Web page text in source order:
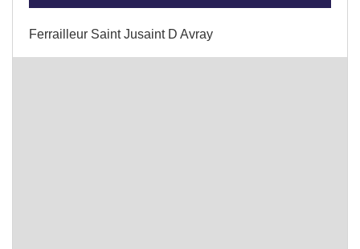
Ferrailleur Saint Jusaint D Avray